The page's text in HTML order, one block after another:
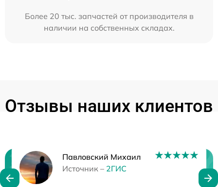
Более 20 тыс. запчастей от производителя в
наличии на собственных складах.
Отзывы наших клиентов
Павловский Михаил
Источник – 2ГИС
Нужна консультация?